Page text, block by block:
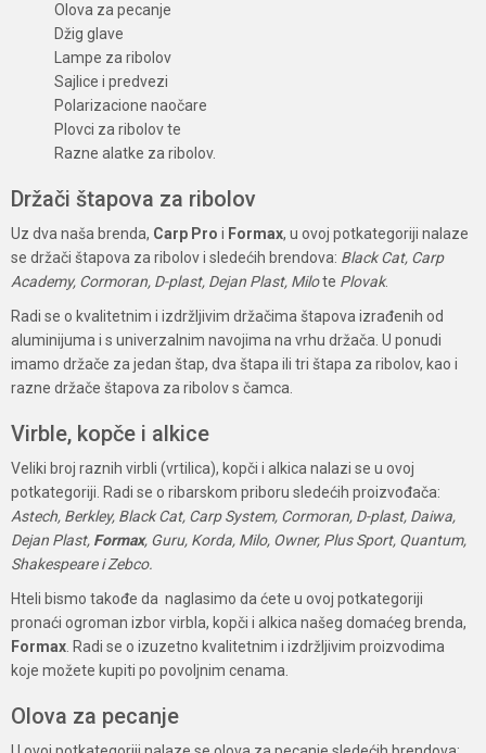
Olova za pecanje
Džig glave
Lampe za ribolov
Sajlice i predvezi
Polarizacione naočare
Plovci za ribolov te
Razne alatke za ribolov.
Držači štapova za ribolov
Uz dva naša brenda, Carp Pro i Formax, u ovoj potkategoriji nalaze
se držači štapova za ribolov i sledećih brendova: Black Cat, Carp
Academy, Cormoran, D-plast, Dejan Plast, Milote Plovak.
Radi se o kvalitetnim i izdržljivim držačima štapova izrađenih od
aluminijuma i s univerzalnim navojima na vrhu držača. U ponudi
imamo držače za jedan štap, dva štapa ili tri štapa za ribolov, kao i
razne držače štapova za ribolov s čamca.
Virble, kopče i alkice
Veliki broj raznih virbli (vrtilica), kopči i alkica nalazi se u ovoj
potkategoriji. Radi se o ribarskom priboru sledećih proizvođača:
Astech, Berkley, Black Cat, Carp System, Cormoran, D-plast, Daiwa,
Dejan Plast, Formax, Guru, Korda, Milo, Owner, Plus Sport, Quantum,
Shakespeare i Zebco.
Hteli bismo takođe da naglasimo da ćete u ovoj potkategoriji
pronaći ogroman izbor virbla, kopči i alkica našeg domaćeg brenda,
Formax . Radi se o izuzetno kvalitetnim i izdržljivim proizvodima
koje možete kupiti po povoljnim cenama.
Olova za pecanje